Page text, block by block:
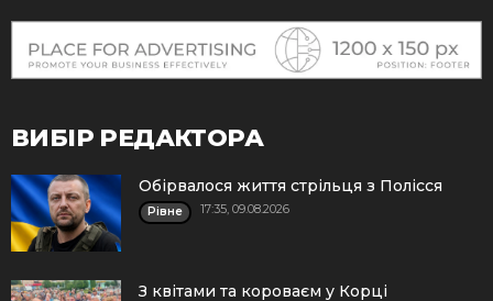
ВИБІР РЕДАКТОРА
Обірвалося життя стрільця з Полісся
Рівне 17:35, 09.08.2026
З квітами та короваєм у Корці